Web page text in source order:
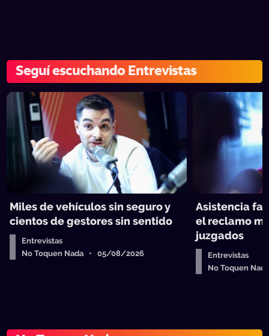
Seguí escuchando Entrevistas
Miles de vehículos sin seguro y
cientos de gestores sin sentido
Entrevistas
No Toquen Nada • 05/08/2026
Asistencia
el reclamo
juzgados
Entrevistas
No Toquen